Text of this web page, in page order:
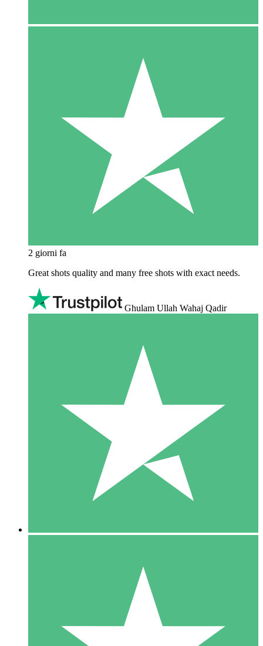
2 giorni fa
Great shots quality and many free shots with exact needs.
Ghulam Ullah Wahaj Qadir